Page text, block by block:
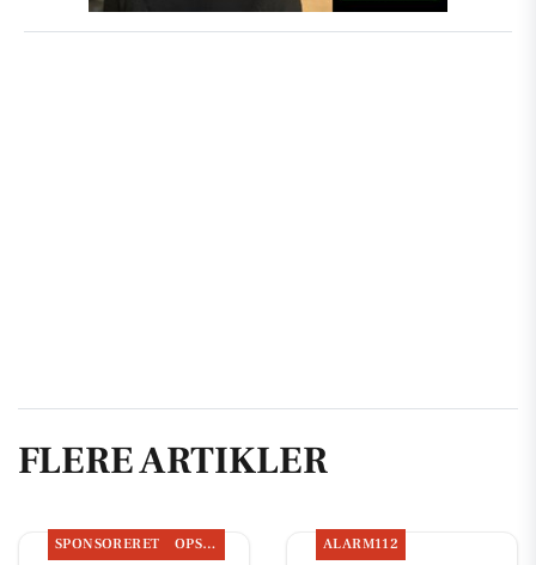
FLERE ARTIKLER
SPONSORERET OPSLAGSTAVLEN ALARM112